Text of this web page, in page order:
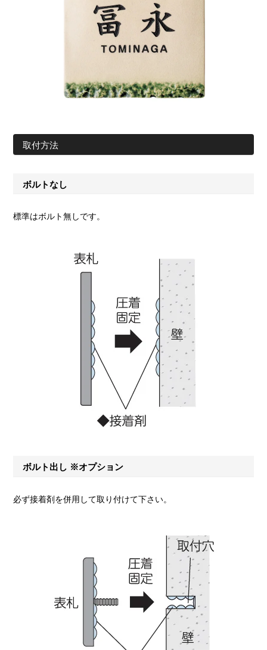
取付方法
ボルトなし
標準はボルト無しです。
ボルト出し ※オプション
必ず接着剤を併用して取り付けて下さい。